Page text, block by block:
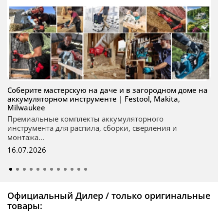
Соберите мастерскую на даче и в загородном доме на
аккумуляторном инструменте | Festool, Makita,
Milwaukee
Премиальные комплекты аккумуляторного
инструмента для распила, сборки, сверления и
монтажа...
16.07.2026
Официальный Дилер / только оригинальные
товары: